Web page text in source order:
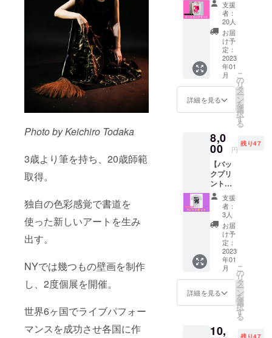
Photo by Keichiro Todaka
3歳より筆を持ち、20歳師範
取得。
独自の色彩感覚で書道を
使った新しいアートを生み
出す。
NYでは幾つもの壁画を制作
し、2度個展を開催。
世界6ヶ国でライブパフォー
マンスを成功させ各国に作
ての
グッズ
は今回
の公演
のため
だけに
月灯藝
術。の
書作家
紀が書
き下ろ
ルアー
トで製
作いた
しま
す！ (送
料込み)
下ろさ
れたオ
リジナ
ルアー
トで
す！ ※
受信拒
否設定
がされ
ていな
いメー
くださ
い。
ルアー
トポス
トカー
ド2枚
（カラ
フル
アート
１種、
和モダ
ンアー
術。メ
ンバー4
人の直
筆サイ
ン入
り！ ●
月灯藝
術。オ
リジナ
ルシー
ル2枚
（直径
５cmの
丸い
シー
ル、カ
ラフル
種、和
御礼の
一筆書
き ●オ
リジナ
ルアー
トポス
トカー
ド2枚
（カラ
フル
アート
１種、
ンアー
ト１
種） ※
月灯藝
術。メ
ンバー4
人の直
筆サイ
ン入
り！ ●
月灯藝
術。オ
リジナ
ルシー
ル2枚
（直径
５cmの
ラフル
支援
者：
20人
お届
け予
定：
2023
年01
月
詳細を見る
こ
の
リ
タ
ー
ン
を
選
択
す
る
8,0
00 円
残り47
【バッ
クプリ
ント白T
シャツ
セッ
ト】 ●
御礼の
一筆書
リジナ
ルTシャ
ツ バッ
クプリ
ント
和モダ
ンアー
イン(白)
支援
者：
3人
お届
け予
定：
2023
年01
月
詳細を見る
こ
の
リ
タ
ー
ン
を
選
択
す
る
10,